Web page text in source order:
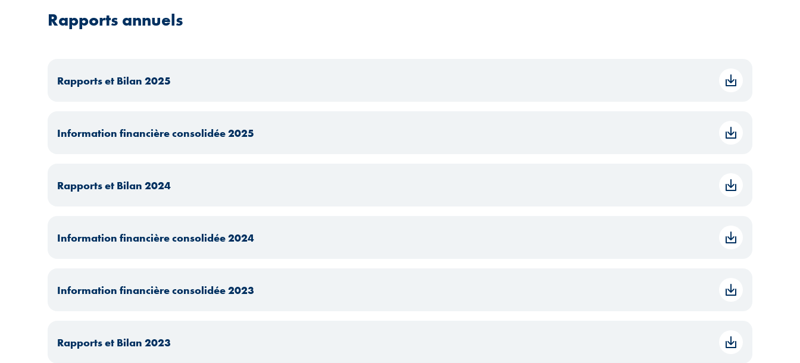
Rapports annuels
Rapports et Bilan 2025
Information financière consolidée 2025
Rapports et Bilan 2024
Information financière consolidée 2024
Information financière consolidée 2023
Rapports et Bilan 2023